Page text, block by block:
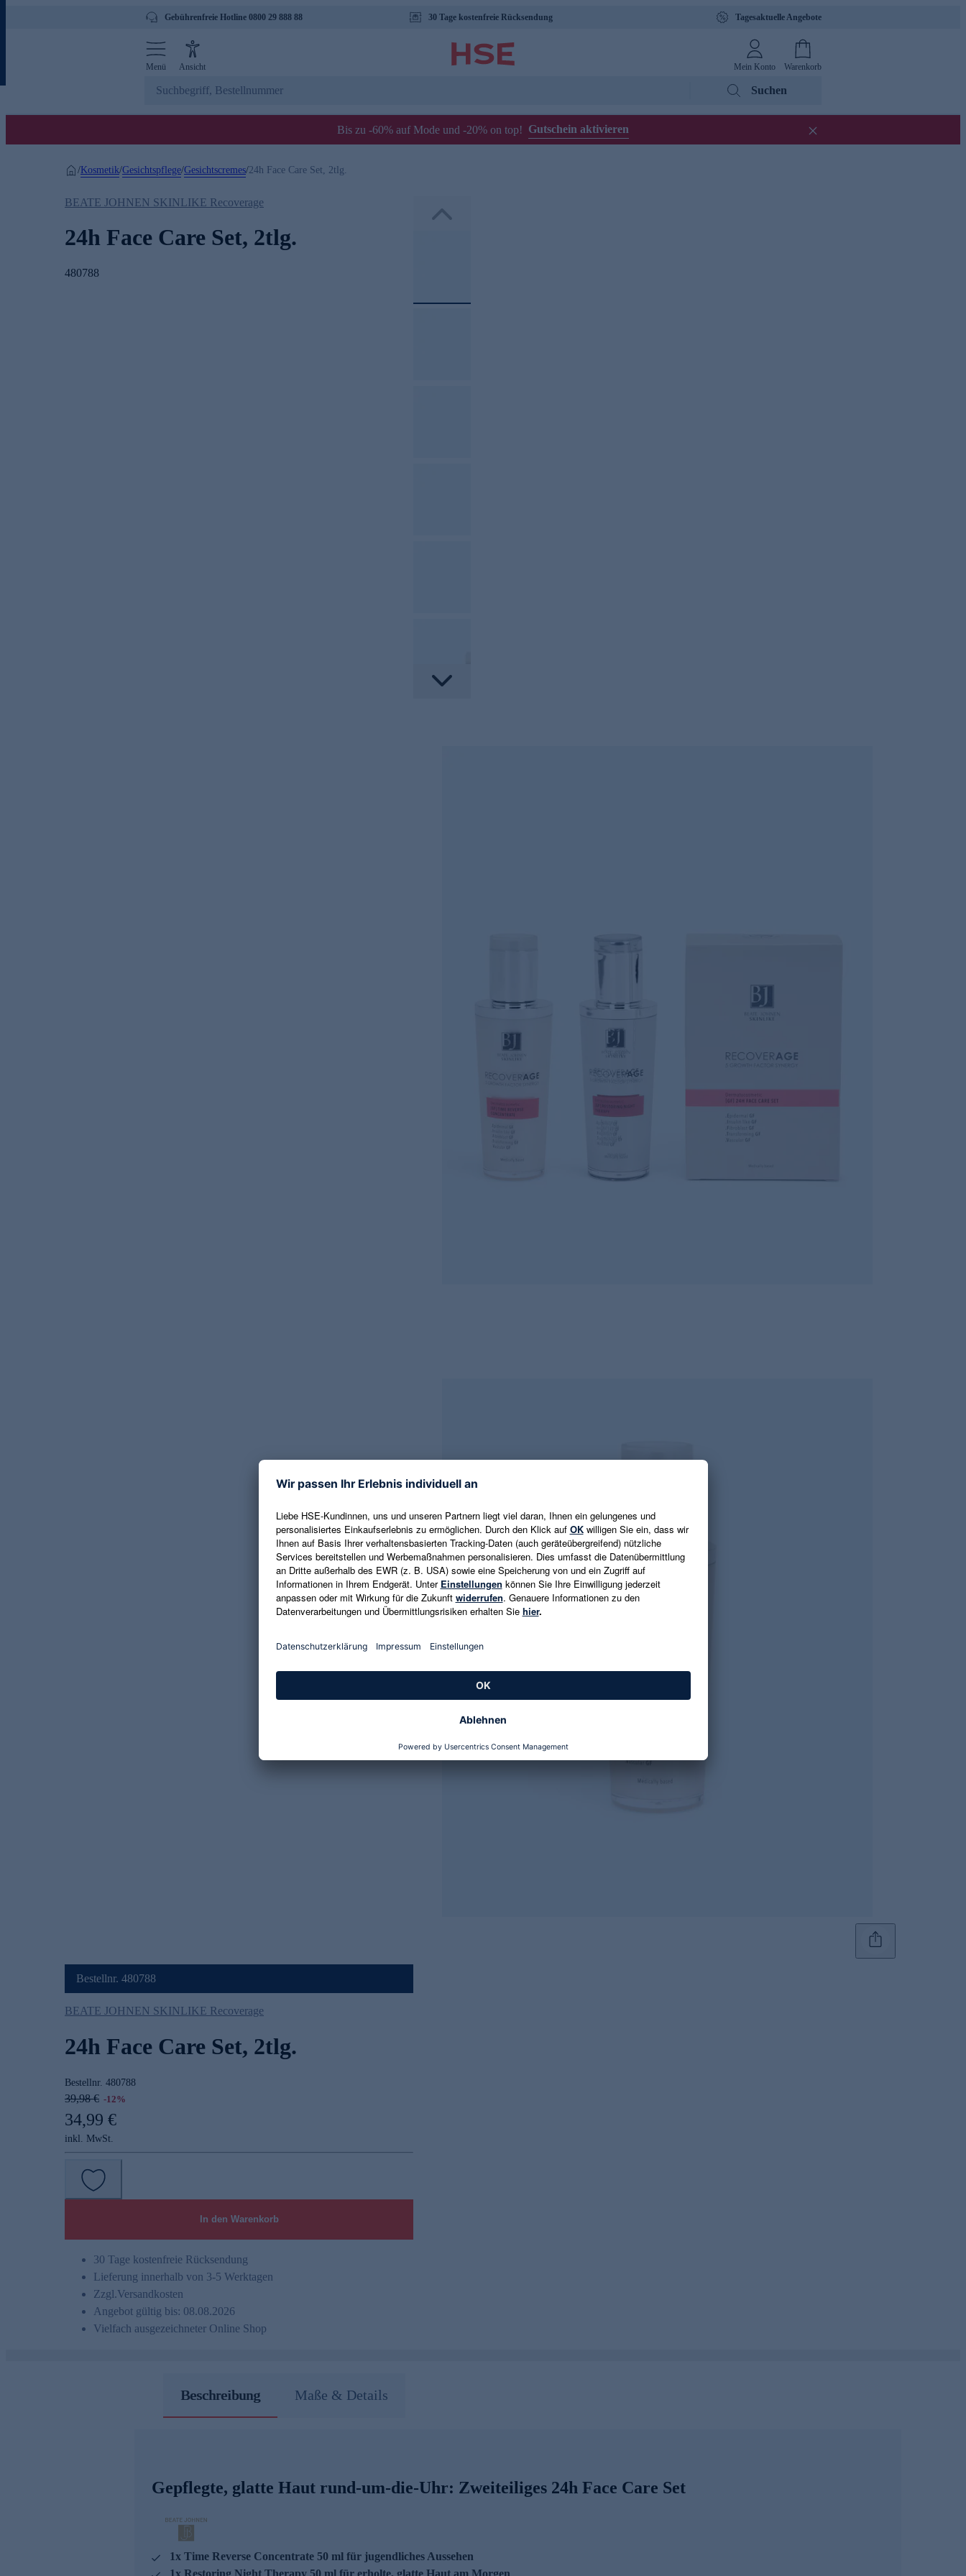
Gebührenfreie Hotline 0800 29 888 88 30 Tage kostenfreie Rücksendung Tagesaktuelle Angebote
Menü Ansicht Mein Konto Warenkorb
Suchen
Bis zu -60% auf Mode und -20% on top! Gutschein aktivieren
/Kosmetik/Gesichtspflege/Gesichtscremes/24h Face Care Set, 2tlg.
BEATE JOHNEN SKINLIKE Recoverage
24h Face Care Set, 2tlg.
480788
Bestellnr. 480788
BEATE JOHNEN SKINLIKE Recoverage
24h Face Care Set, 2tlg.
Bestellnr. 480788
39,98 € -12%
34,99 €
inkl. MwSt.
In den Warenkorb
30 Tage kostenfreie Rücksendung
Lieferung innerhalb von 3-5 Werktagen
Zzgl.Versandkosten
Angebot gültig bis: 08.08.2026
Vielfach ausgezeichneter Online Shop
Beschreibung Maße & Details
Gepflegte, glatte Haut rund-um-die-Uhr: Zweiteiliges 24h Face Care Set
1x Time Reverse Concentrate 50 ml für jugendliches Aussehen